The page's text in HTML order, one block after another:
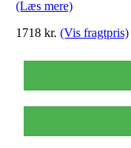
(Læs mere)
1718 kr. (Vis fragtpris)